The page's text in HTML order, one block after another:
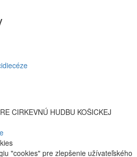
CIRKEVNÚ HUDBU KOŠICKEJ
"cookies" pre zlepšenie užívateľského